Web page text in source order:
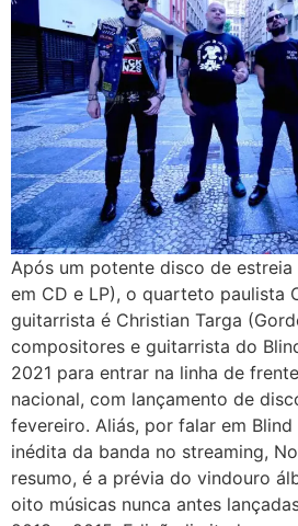
Após um potente disco de estreia
em CD e LP), o quarteto paulista
guitarrista é Christian Targa
compositores e guitarrista do
2021 para entrar na linha de
nacional, com lançamento de
fevereiro. Aliás, por falar em Blind
inédita da banda no streaming,
resumo, é a prévia do vindouro
oito músicas nunca antes